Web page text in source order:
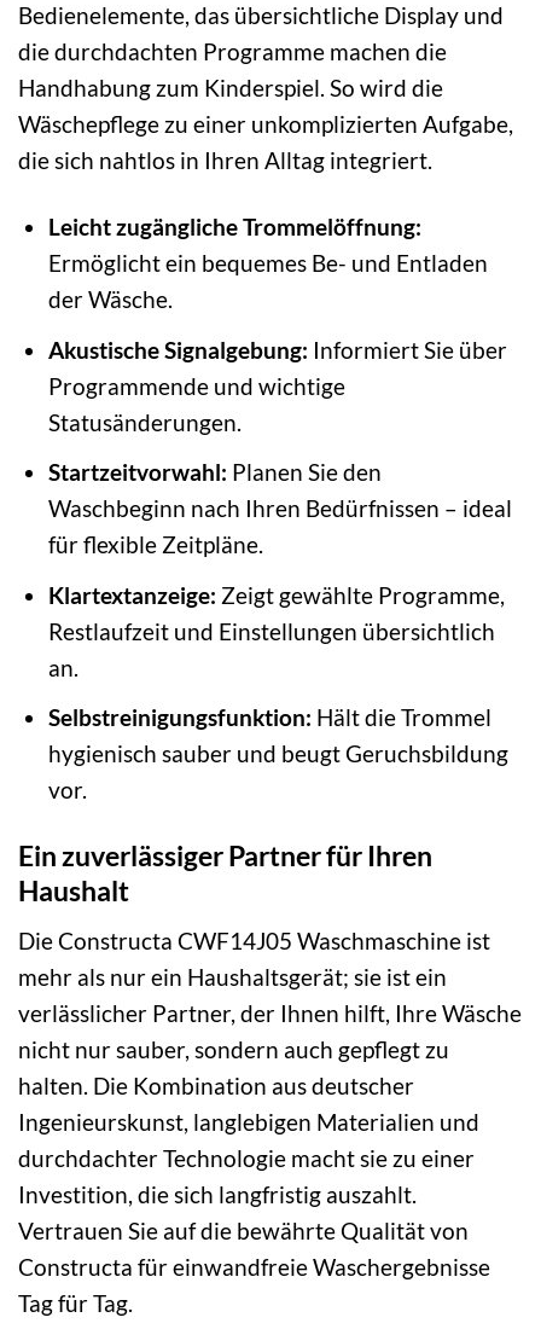
Bedienelemente, das übersichtliche Display und
die durchdachten Programme machen die
Handhabung zum Kinderspiel. So wird die
Wäschepflege zu einer unkomplizierten Aufgabe,
die sich nahtlos in Ihren Alltag integriert.
Leicht zugängliche Trommelöffnung:
Ermöglicht ein bequemes Be- und Entladen
der Wäsche.
Akustische Signalgebung: Informiert Sie über
Programmende und wichtige
Statusänderungen.
Startzeitvorwahl: Planen Sie den
Waschbeginn nach Ihren Bedürfnissen – ideal
für flexible Zeitpläne.
Klartextanzeige: Zeigt gewählte Programme,
Restlaufzeit und Einstellungen übersichtlich
an.
Selbstreinigungsfunktion: Hält die Trommel
hygienisch sauber und beugt Geruchsbildung
vor.
Ein zuverlässiger Partner für Ihren
Haushalt
Die Constructa CWF14J05 Waschmaschine ist
mehr als nur ein Haushaltsgerät; sie ist ein
verlässlicher Partner, der Ihnen hilft, Ihre Wäsche
nicht nur sauber, sondern auch gepflegt zu
halten. Die Kombination aus deutscher
Ingenieurskunst, langlebigen Materialien und
durchdachter Technologie macht sie zu einer
Investition, die sich langfristig auszahlt.
Vertrauen Sie auf die bewährte Qualität von
Constructa für einwandfreie Waschergebnisse
Tag für Tag.